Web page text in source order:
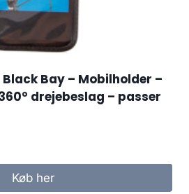
Bay – Mobilholder –
drejebeslag – passer
Køb her